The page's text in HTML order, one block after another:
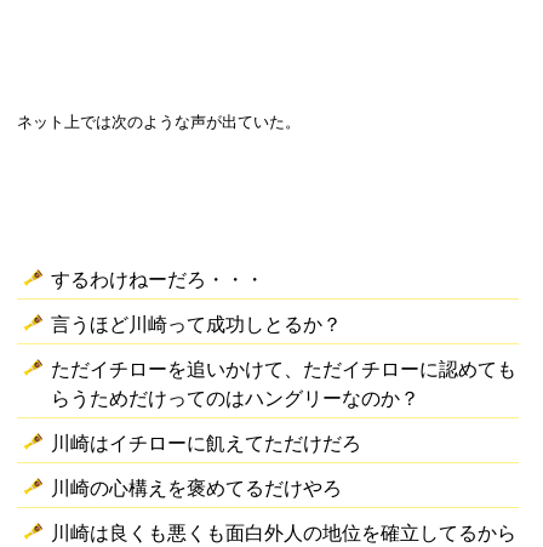
ネット上では次のような声が出ていた。
するわけねーだろ・・・
言うほど川崎って成功しとるか？
ただイチローを追いかけて、ただイチローに認めても
らうためだけってのはハングリーなのか？
川崎はイチローに飢えてただけだろ
川崎の心構えを褒めてるだけやろ
川崎は良くも悪くも面白外人の地位を確立してるから